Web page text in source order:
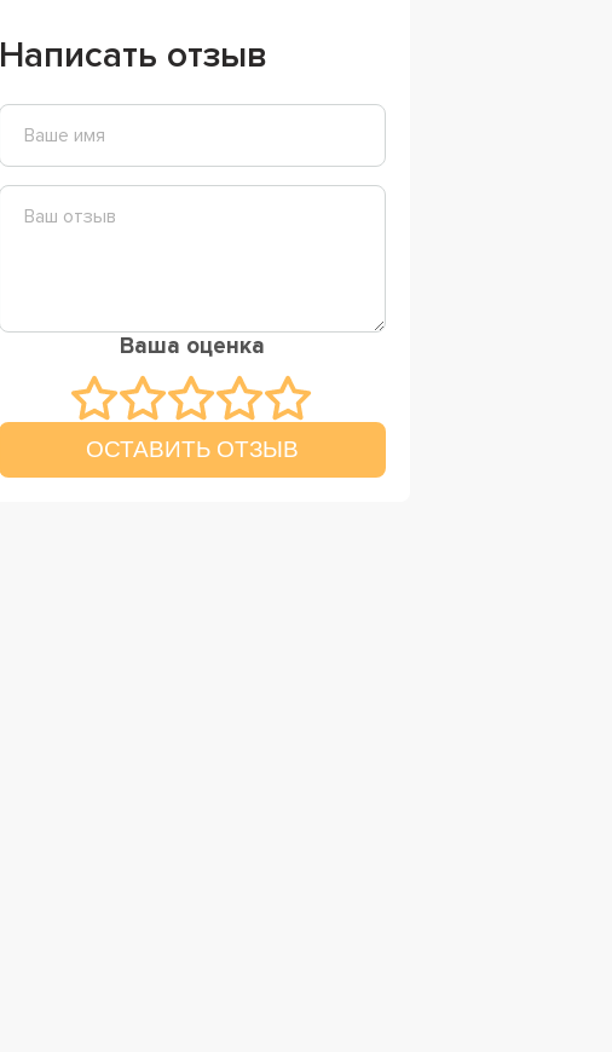
Написать отзыв
Ваша оценка
ОСТАВИТЬ ОТЗЫВ